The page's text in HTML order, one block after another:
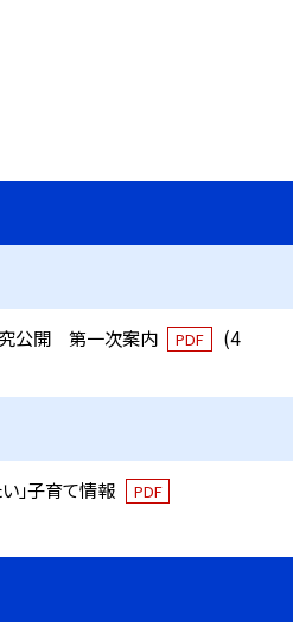
公開 第一次案内 PDF
(4
」子育て情報 PDF